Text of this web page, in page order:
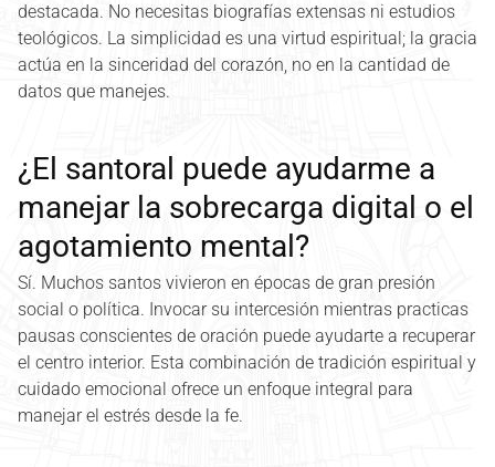
destacada. No necesitas biografías extensas ni estudios
teológicos. La simplicidad es una virtud espiritual; la gracia
actúa en la sinceridad del corazón, no en la cantidad de
datos que manejes.
¿El santoral puede ayudarme a
manejar la sobrecarga digital o el
agotamiento mental?
Sí. Muchos santos vivieron en épocas de gran presión
social o política. Invocar su intercesión mientras practicas
pausas conscientes de oración puede ayudarte a recuperar
el centro interior. Esta combinación de tradición espiritual y
cuidado emocional ofrece un enfoque integral para
manejar el estrés desde la fe.